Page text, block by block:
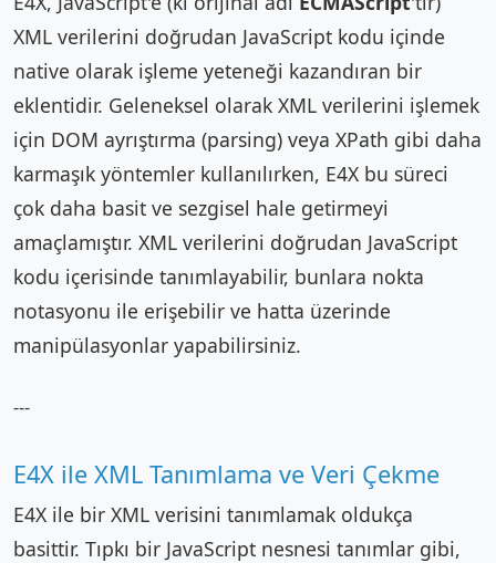
XML verilerini doğrudan JavaScript kodu içinde
native olarak işleme yeteneği kazandıran bir
eklentidir. Geleneksel olarak XML verilerini işlemek
için DOM ayrıştırma (parsing) veya XPath gibi daha
karmaşık yöntemler kullanılırken, E4X bu süreci
çok daha basit ve sezgisel hale getirmeyi
amaçlamıştır. XML verilerini doğrudan JavaScript
kodu içerisinde tanımlayabilir, bunlara nokta
notasyonu ile erişebilir ve hatta üzerinde
manipülasyonlar yapabilirsiniz.
---
E4X ile XML Tanımlama ve Veri Çekme
E4X ile bir XML verisini tanımlamak oldukça
basittir. Tıpkı bir JavaScript nesnesi tanımlar gibi,